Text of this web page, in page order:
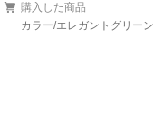
購入した商品
カラー/エレガントグリーン